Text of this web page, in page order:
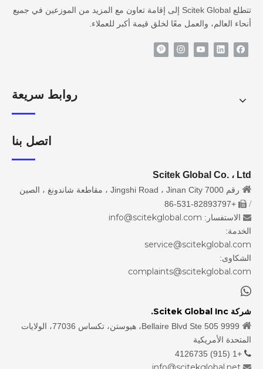
تتطلع Scitek Global إلى إقامة تعاون مع المزيد من الموزعين في جميع
أنحاء العالم، والعمل معًا لخلق قيمة أكبر للعملاء.
روابط سريعة
اتصل بنا
Scitek Global Co. ، Ltd
 رقم 7000 Jingshi Road ، Jinan City ، مقاطعة شاندونغ ، الصين
/

+86-531-82893797
 الاستفسار: info@scitekglobal.com
الخدمة:
service@scitekglobal.com
الشكاوى:
complaints@scitekglobal.com

شركة Scitek Global Inc.

9999 Bellaire Blvd Ste 505، هيوستن، تكساس 77036، الولايات
المتحدة الأمريكية

+1 (915) 4126735
